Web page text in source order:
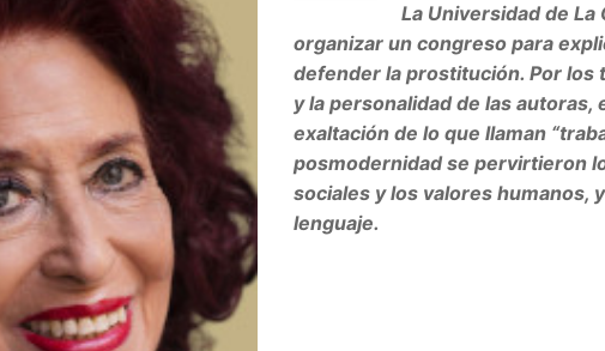
La Universidad de
organizar un congreso para
defender la prostitución. Por los
y la personalidad de las autoras,
exaltación de lo que llaman
posmodernidad se pervirtieron
sociales y los valores humanos,
lenguaje.